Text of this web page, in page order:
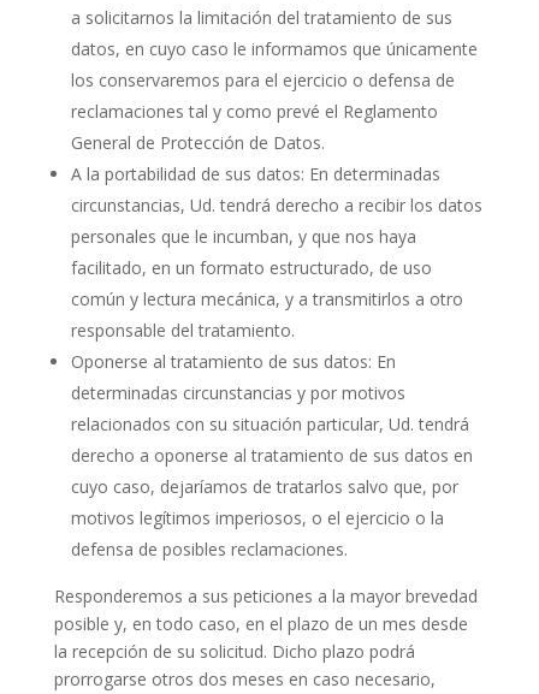
a solicitarnos la limitación del tratamiento de sus
datos, en cuyo caso le informamos que únicamente
los conservaremos para el ejercicio o defensa de
reclamaciones tal y como prevé el Reglamento
General de Protección de Datos.
A la portabilidad de sus datos: En determinadas
circunstancias, Ud. tendrá derecho a recibir los datos
personales que le incumban, y que nos haya
facilitado, en un formato estructurado, de uso
común y lectura mecánica, y a transmitirlos a otro
responsable del tratamiento.
Oponerse al tratamiento de sus datos: En
determinadas circunstancias y por motivos
relacionados con su situación particular, Ud. tendrá
derecho a oponerse al tratamiento de sus datos en
cuyo caso, dejaríamos de tratarlos salvo que, por
motivos legítimos imperiosos, o el ejercicio o la
defensa de posibles reclamaciones.
Responderemos a sus peticiones a la mayor brevedad
posible y, en todo caso, en el plazo de un mes desde
la recepción de su solicitud. Dicho plazo podrá
prorrogarse otros dos meses en caso necesario,